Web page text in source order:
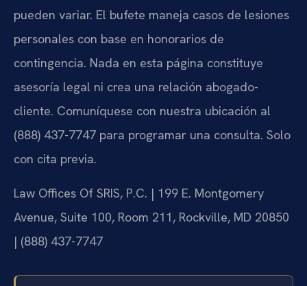
pueden variar. El bufete maneja casos de lesiones
personales con base en honorarios de
contingencia. Nada en esta página constituye
asesoría legal ni crea una relación abogado-
cliente. Comuníquese con nuestra ubicación al
(888) 437-7747 para programar una consulta. Solo
con cita previa.
Law Offices Of SRIS, P.C. | 199 E. Montgomery
Avenue, Suite 100, Room 211, Rockville, MD 20850
| (888) 437-7747